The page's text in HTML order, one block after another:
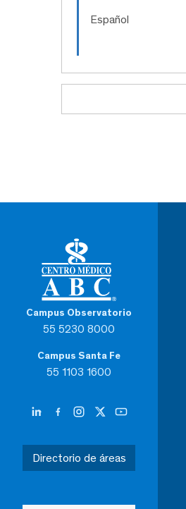
Español
Campus Observatorio
55 5230 8000
Campus Santa Fe
55 1103 1600
Directorio de áreas